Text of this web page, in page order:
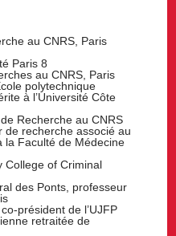
au CNRS, Paris
Paris 8
au CNRS, Paris
polytechnique
à l’Université Côte
Recherche au CNRS
de recherche associé au
la Faculté de Médecine
College of Criminal
des Ponts, professeur
président de l’UJFP
retraitée de